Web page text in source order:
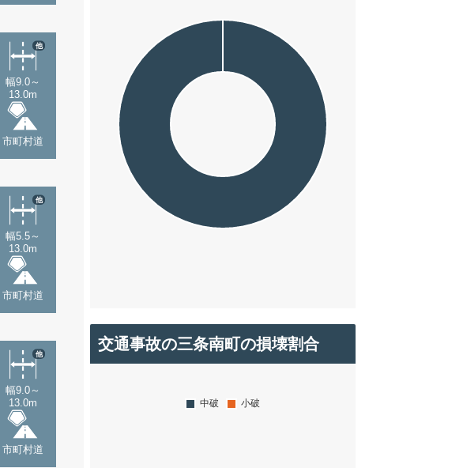
幅9.0～
13.0m
他
市町村道
幅5.5～
13.0m
他
市町村道
幅9.0～
13.0m
他
市町村道
交通事故の三条南町の損壊割合